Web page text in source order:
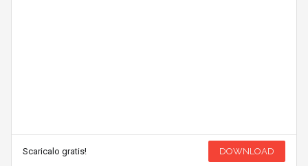
Scaricalo gratis! DOWNLOAD